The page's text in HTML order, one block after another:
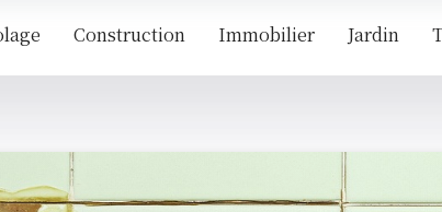
Construction Immobilier Jardin